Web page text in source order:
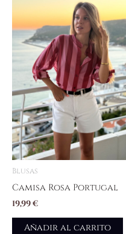
Blusas
Camisa Rosa Portugal
19,99€
Añadir al carrito